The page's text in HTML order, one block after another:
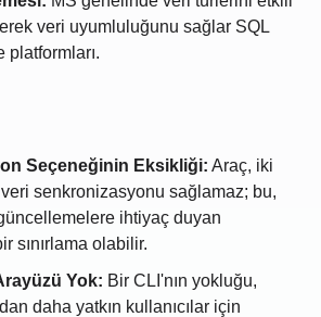
veri uyumluluğunu sağlar SQL
platformları.
Seçeneğinin Eksikliği: Araç, iki
senkronizasyonu sağlamaz; bu,
ihtiyaç duyan
sınırlama olabilir.
Yok: Bir CLI'nın yokluğu,
daha yatkın kullanıcılar için